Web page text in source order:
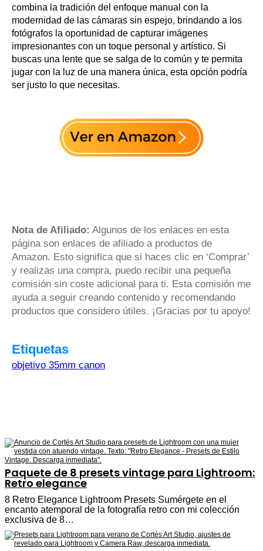
combina la tradición del enfoque manual con la
modernidad de las cámaras sin espejo, brindando a los
fotógrafos la oportunidad de capturar imágenes
impresionantes con un toque personal y artístico. Si
buscas una lente que se salga de lo común y te permita
jugar con la luz de una manera única, esta opción podría
ser justo lo que necesitas.
Nota de Afiliado: Algunos de los enlaces en esta
página son enlaces de afiliado a productos de
Amazon. Esto significa que si haces clic en ‘Comprar’
y realizas una compra, puedo recibir una pequeña
comisión sin coste adicional para ti. Esta comisión me
ayuda a seguir creando contenido y recomendando
productos que considero útiles. ¡Gracias por tu apoyo!
Etiquetas
objetivo 35mm canon
Paquete de 8 presets vintage para Lightroom:
Retro elegance
8 Retro Elegance Lightroom Presets Sumérgete en el
encanto atemporal de la fotografía retro con mi colección
exclusiva de 8…